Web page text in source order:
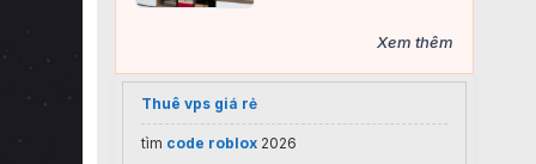
Xem thêm
Thuê vps giá rẻ
tìm code roblox 2026